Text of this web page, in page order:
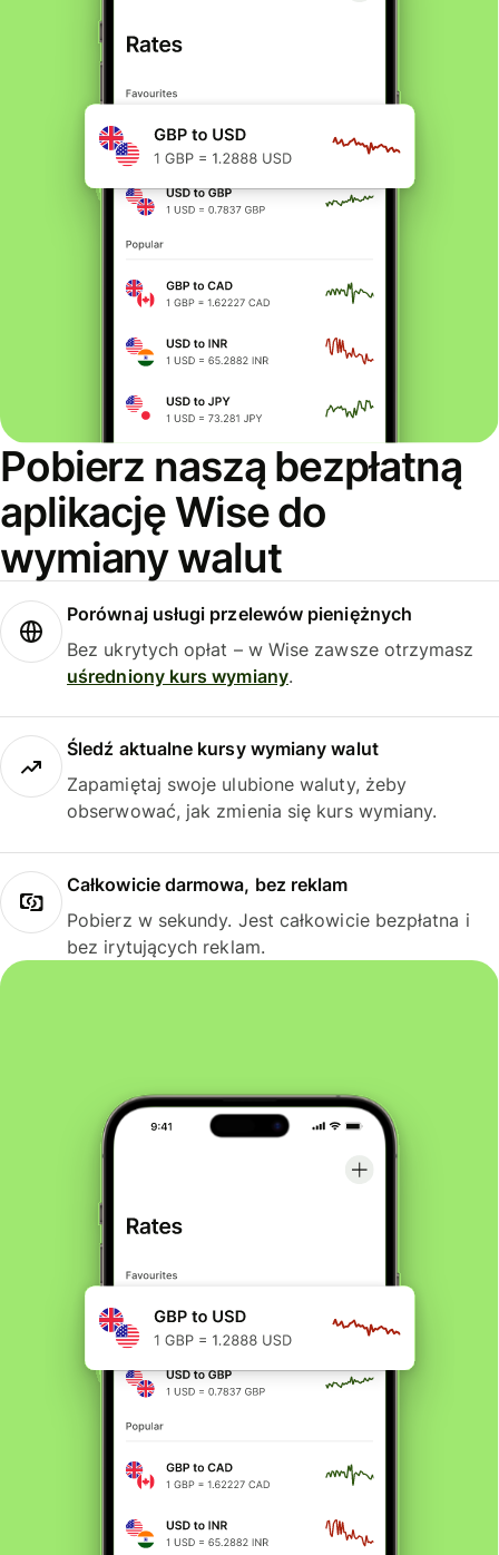
Pobierz naszą bezpłatną
aplikację Wise do
wymiany walut
Porównaj usługi przelewów pieniężnych
Bez ukrytych opłat – w Wise zawsze otrzymasz
uśredniony kurs wymiany.
Śledź aktualne kursy wymiany walut
Zapamiętaj swoje ulubione waluty, żeby
obserwować, jak zmienia się kurs wymiany.
Całkowicie darmowa, bez reklam
Pobierz w sekundy. Jest całkowicie bezpłatna i
bez irytujących reklam.